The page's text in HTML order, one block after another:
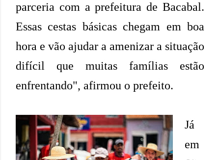
parceria com a prefeitura de Bacabal.
Essas cestas básicas chegam em boa
hora e vão ajudar a amenizar a situação
difícil que muitas famílias estão
enfrentando", afirmou o prefeito.
Já
em